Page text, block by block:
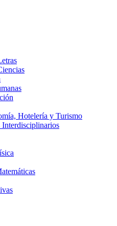
Hotelería y Turismo
Interdisciplinarios